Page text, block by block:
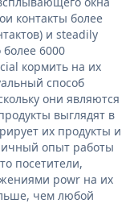
контакты более
и steadily
6000
кормить на их
способ
они являются
выглядят в
их продукты и
опыт работы
посетители,
powr на их
чем любой